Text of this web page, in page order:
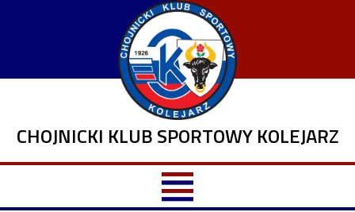
CHOJNICKI KLUB SPORTOWY KOLEJARZ